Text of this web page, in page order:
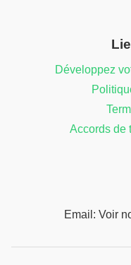
Développez
Accords de
Email: Voir